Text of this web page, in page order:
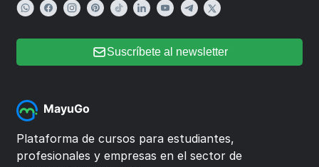
Suscríbete al newsletter
MayuGo
Plataforma de cursos para estudiantes,
profesionales y empresas en el sector de